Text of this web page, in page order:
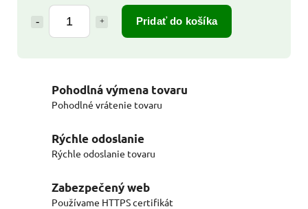
Pridať do košíka
Pohodlná výmena tovaru
Pohodlné vrátenie tovaru
Rýchle odoslanie
Rýchle odoslanie tovaru
Zabezpečený web
Používame HTTPS certifikát